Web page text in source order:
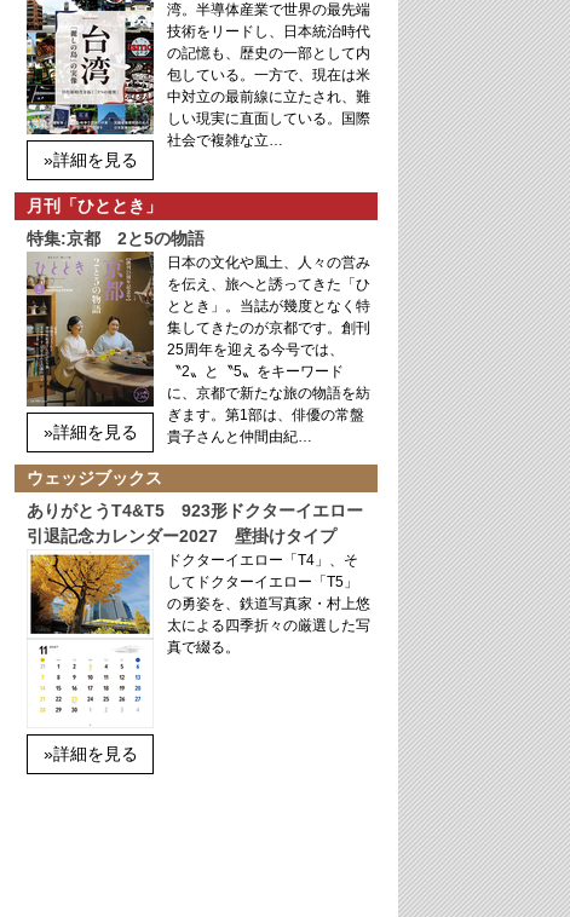
»詳細を見る
湾。半導体産業で世界の最先端
技術をリードし、日本統治時代
の記憶も、歴史の一部として内
包している。一方で、現在は米
中対立の最前線に立たされ、難
しい現実に直面している。国際
社会で複雑な立…
月刊「ひととき」
特集:京都 2と5の物語
»詳細を見る
日本の文化や風土、人々の営み
を伝え、旅へと誘ってきた「ひ
ととき」。当誌が幾度となく特
集してきたのが京都です。創刊
25周年を迎える今号では、
〝2〟と〝5〟をキーワード
に、京都で新たな旅の物語を紡
ぎます。第1部は、俳優の常盤
貴子さんと仲間由紀…
ウェッジブックス
ありがとうT4&T5 923形ドクターイエロー
引退記念カレンダー2027 壁掛けタイプ
»詳細を見る
ドクターイエロー「T4」、そ
してドクターイエロー「T5」
の勇姿を、鉄道写真家・村上悠
太による四季折々の厳選した写
真で綴る。